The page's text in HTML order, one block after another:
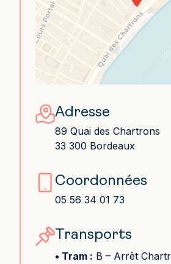
Adresse
89 Quai des Chartrons
33 300 Bordeaux
Coordonnées
05 56 34 01 73
Transports
• Tram : B – Arrêt